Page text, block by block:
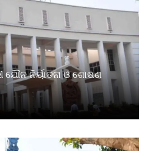
ଯୌନ ନିର୍ୟାତନା ଓ ଶୋଷଣ